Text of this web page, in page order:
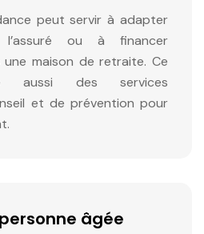
peut servir à adapter
ou à financer
maison de retraite. Ce
aussi des services
et de prévention pour
âgée